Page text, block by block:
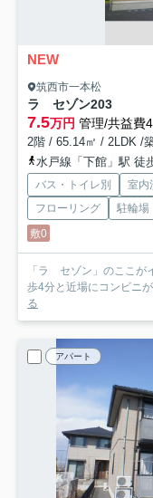
NEW
筑西市一本松
ラ セゾン203
7.5万円 管理/共益費
2階 / 65.14㎡ / 2LDK /
水戸線「下館」駅 徒
バス・トイレ別 室内
フローリング
駐輪場
敷0
「ラ セゾン」のここが
歩4分と近場にコンビニ
る
アパート